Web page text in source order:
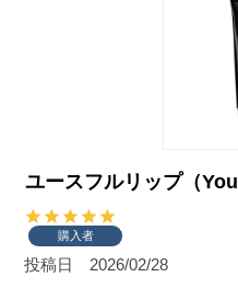
ユースフルリップ（
購入者
投稿日 2026/02/28